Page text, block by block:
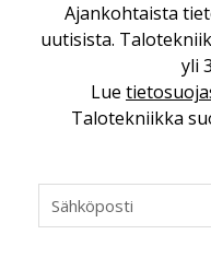
yhdistävät
saman katon
”Tulevat
AJANKOHTAISTA,
Puutteellinen
Ajankohtaista
uutisista.
yli
Lue
Talotekniikka